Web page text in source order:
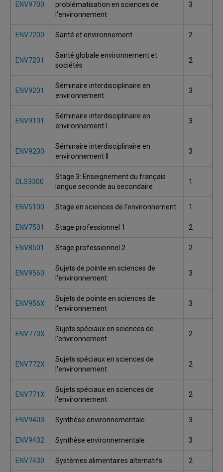
ENV9700
problématisation en sciences de
l'environnement
3
ENV7200 Santé et environnement 2
ENV7201
Santé globale environnement et
sociétés
2
ENV9201
Séminaire interdisciplinaire en
environnement
3
ENV9101
Séminaire interdisciplinaire en
environnement I
3
ENV9200
Séminaire interdisciplinaire en
environnement II
3
DLS3300
Stage 3: Enseignement du français
langue seconde au secondaire
1
ENV5100 Stage en sciences de l'environnement 1
ENV7501 Stage professionnel 1 2
ENV8501 Stage professionnel 2 2
ENV9560
Sujets de pointe en sciences de
l'environnement
3
ENV956X
Sujets de pointe en sciences de
l'environnement
3
ENV773X
Sujets spéciaux en sciences de
l'environnement
2
ENV772X
Sujets spéciaux en sciences de
l'environnement
2
ENV771X
Sujets spéciaux en sciences de
l'environnement
2
ENV9403 Synthèse environnementale 3
ENV9402 Synthèse environnementale 3
ENV7430 Systèmes alimentaires alternatifs 2